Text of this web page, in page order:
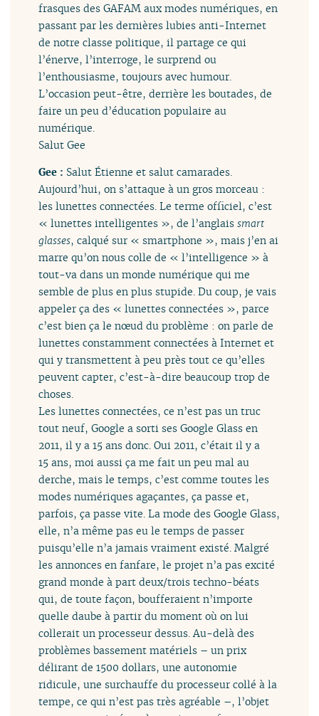
frasques des GAFAM aux modes numériques, en
passant par les dernières lubies anti-Internet
de notre classe politique, il partage ce qui
l’énerve, l’interroge, le surprend ou
l’enthousiasme, toujours avec humour.
L’occasion peut-être, derrière les boutades, de
faire un peu d’éducation populaire au
numérique.
Salut Gee
Gee : Salut Étienne et salut camarades.
Aujourd’hui, on s’attaque à un gros morceau :
les lunettes connectées. Le terme officiel, c’est
« lunettes intelligentes », de l’anglaissmart
glasses, calqué sur « smartphone », mais j’en ai
marre qu’on nous colle de « l’intelligence » à
tout-va dans un monde numérique qui me
semble de plus en plus stupide. Du coup, je vais
appeler ça des « lunettes connectées », parce
c’est bien ça le nœud du problème : on parle de
lunettes constamment connectées à Internet et
qui y transmettent à peu près tout ce qu’elles
peuvent capter, c’est-à-dire beaucoup trop de
choses.
Les lunettes connectées, ce n’est pas un truc
tout neuf, Google a sorti ses Google Glass en
2011, il y a 15 ans donc. Oui 2011, c’était il y a
15 ans, moi aussi ça me fait un peu mal au
derche, mais le temps, c’est comme toutes les
modes numériques agaçantes, ça passe et,
parfois, ça passe vite. La mode des Google Glass,
elle, n’a même pas eu le temps de passer
puisqu’elle n’a jamais vraiment existé. Malgré
les annonces en fanfare, le projet n’a pas excité
grand monde à part deux/trois techno-béats
qui, de toute façon, boufferaient n’importe
quelle daube à partir du moment où on lui
collerait un processeur dessus. Au-delà des
problèmes bassement matériels – un prix
délirant de 1500 dollars, une autonomie
ridicule, une surchauffe du processeur collé à la
tempe, ce qui n’est pas très agréable –, l’objet